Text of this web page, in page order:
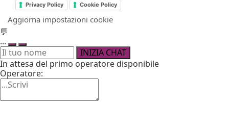
Privacy Policy Cookie Policy
Aggiorna impostazioni cookie
💬
...
INIZIA CHAT
In attesa del primo operatore disponibile
Operatore: